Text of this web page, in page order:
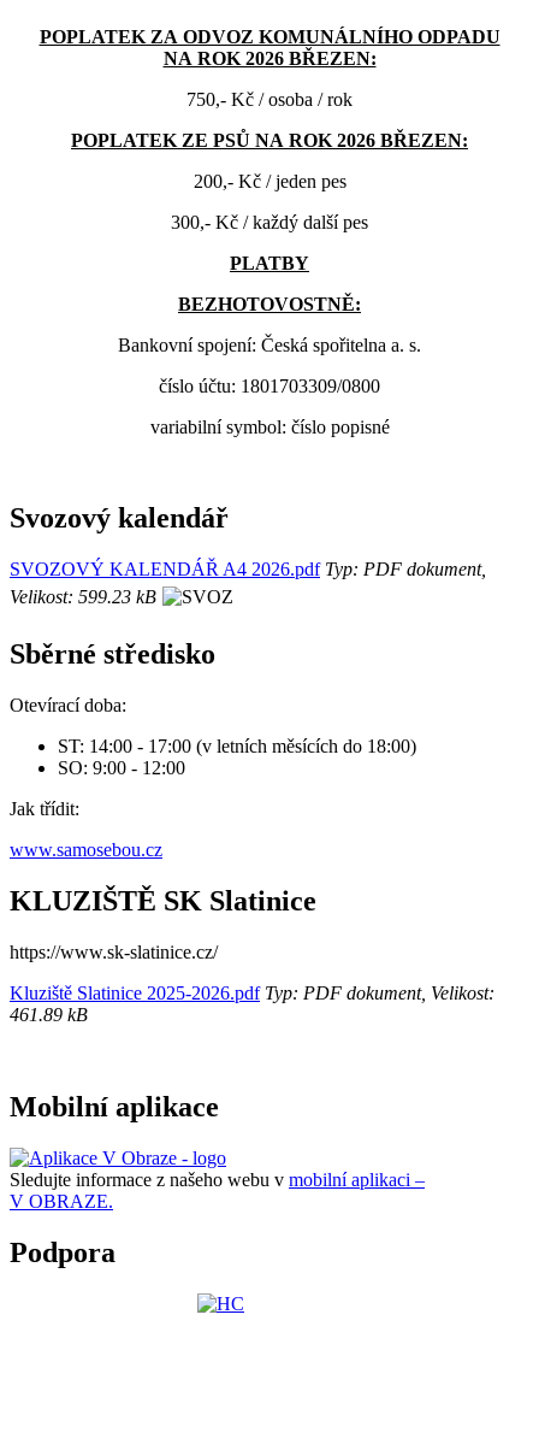
POPLATEK ZA ODVOZ KOMUNÁLNÍHO ODPADU
NA ROK 2026 BŘEZEN:
750,- Kč / osoba / rok
POPLATEK ZE PSŮ NA ROK 2026 BŘEZEN:
200,- Kč / jeden pes
300,- Kč / každý další pes
PLATBY
BEZHOTOVOSTNĚ:
Bankovní spojení: Česká spořitelna a. s.
číslo účtu: 1801703309/0800
variabilní symbol: číslo popisné
Svozový kalendář
SVOZOVÝ KALENDÁŘ A4 2026.pdfTyp: PDF dokument,
Velikost: 599.23 kB
Sběrné středisko
Otevírací doba:
ST: 14:00 - 17:00 (v letních měsících do 18:00)
SO: 9:00 - 12:00
Jak třídit:
www.samosebou.cz
KLUZIŠTĚ SK Slatinice
https://www.sk-slatinice.cz/
Kluziště Slatinice 2025-2026.pdfTyp: PDF dokument, Velikost:
461.89 kB
Mobilní aplikace
Sledujte informace z našeho webu v mobilní aplikaci –
V OBRAZE.
Podpora